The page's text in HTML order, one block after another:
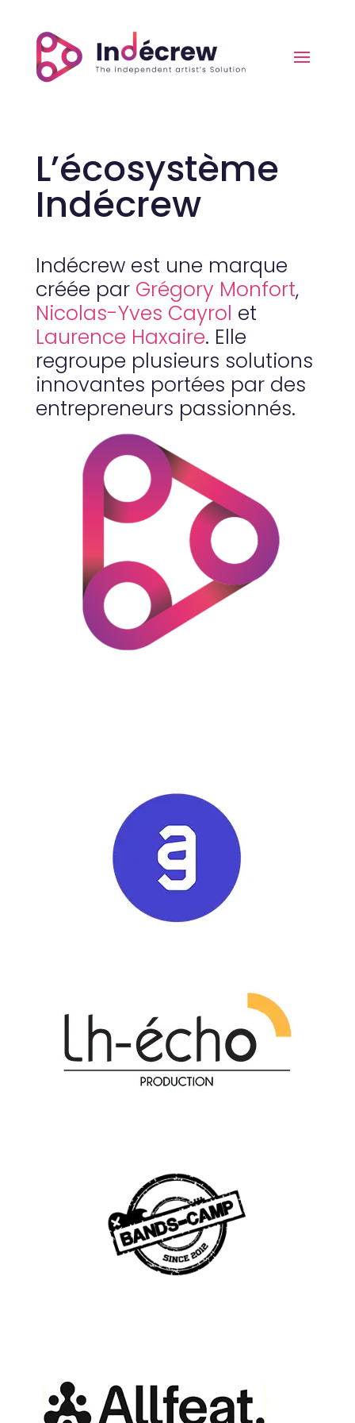
L’écosystème
Indécrew
Indécrew est une marque
créée par Grégory Monfort,
Nicolas-Yves Cayrol et
Laurence Haxaire. Elle
regroupe plusieurs solutions
innovantes portées par des
entrepreneurs passionnés.